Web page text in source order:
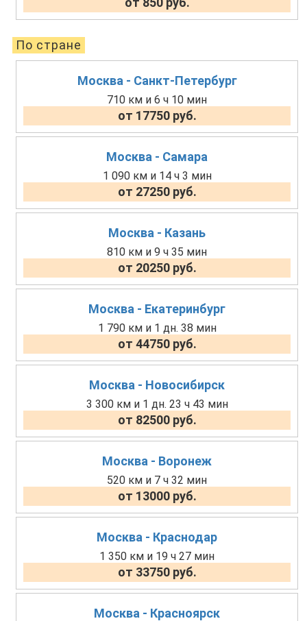
По стране
Москва - Санкт-Петербург
710 км и 6 ч 10 мин
от 17750 руб.
Москва - Самара
1 090 км и 14 ч 3 мин
от 27250 руб.
Москва - Казань
810 км и 9 ч 35 мин
от 20250 руб.
Москва - Екатеринбург
1 790 км и 1 дн. 38 мин
от 44750 руб.
Москва - Новосибирск
3 300 км и 1 дн. 23 ч 43 мин
от 82500 руб.
Москва - Воронеж
520 км и 7 ч 32 мин
от 13000 руб.
Москва - Краснодар
1 350 км и 19 ч 27 мин
от 33750 руб.
Москва - Красноярск